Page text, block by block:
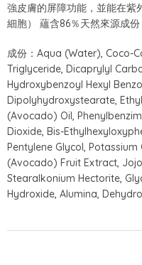
強皮膚的屏障功能，並能在紫
細胞） 蘊含86％天然來源成份
成份：Aqua (Water),
Triglyceride, Dicaprylyl
Hydroxybenzoyl Hexyl
Dipolyhydroxystearate,
(Avocado) Oil,
Dioxide, Bis-
Pentylene Glycol,
(Avocado) Fruit Extract,
Stearalkonium Hectorite,
Hydroxide, Alumina,